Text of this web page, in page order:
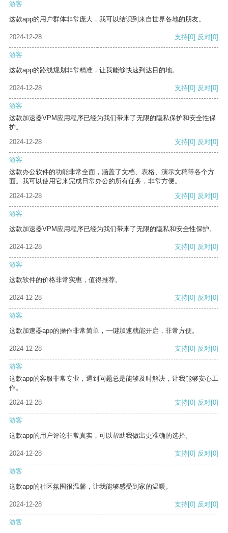
游客
这款app的用户群体非常庞大，我可以结识到来自世界各地的朋友。
2024-12-28 支持[0] 反对[0]
游客
这款app的路线规划非常精准，让我能够快速到达目的地。
2024-12-28 支持[0] 反对[0]
游客
这款加速器VPM应用程序已经为我们带来了无限的隐私保护和安全性保
护。
2024-12-28
支持[0] 反对[0]
游客
这款办公软件的功能非常全面，涵盖了文档、表格、演示文稿等各个方
面。我可以使用它来完成日常办公的所有任务，非常方便。
2024-12-28
支持[0] 反对[0]
游客
这款加速器VPM应用程序已经为我们带来了无限的隐私和安全性保护。
2024-12-28 支持[0] 反对[0]
游客
这款软件的价格非常实惠，值得推荐。
2024-12-28 支持[0] 反对[0]
游客
这款加速器app的操作非常简单，一键加速就能开启，非常方便。
2024-12-28 支持[0] 反对[0]
游客
这款app的客服非常专业，遇到问题总是能够及时解决，让我能够安心工
作。
2024-12-28
支持[0] 反对[0]
游客
这款app的用户评论非常真实，可以帮助我做出更准确的选择。
2024-12-28 支持[0] 反对[0]
游客
这款app的社区氛围很温馨，让我能够感受到家的温暖。
2024-12-28 支持[0] 反对[0]
游客